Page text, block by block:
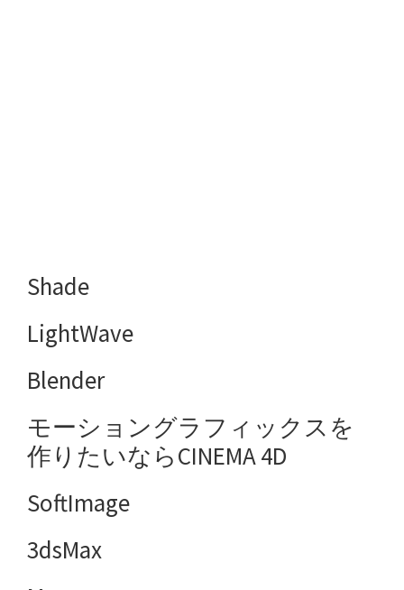
Shade
LightWave
Blender
モーショングラフィックスを
作りたいならCINEMA 4D
SoftImage
3dsMax